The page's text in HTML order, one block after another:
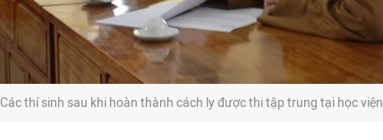
Các thí sinh sau khi hoàn thành cách ly được thi tập trung tại học viện